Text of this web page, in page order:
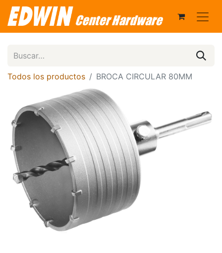
Todos los productos BROCA CIRCULAR 80MM